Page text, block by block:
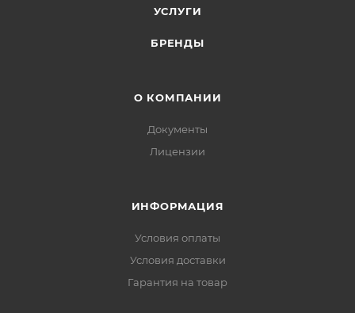
УСЛУГИ
БРЕНДЫ
О КОМПАНИИ
Документы
Лицензии
ИНФОРМАЦИЯ
Условия оплаты
Условия доставки
Гарантия на товар